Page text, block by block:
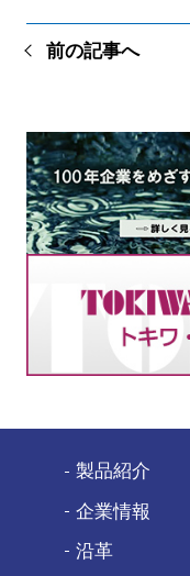
前の記事へ
製品紹介
企業情報
沿革